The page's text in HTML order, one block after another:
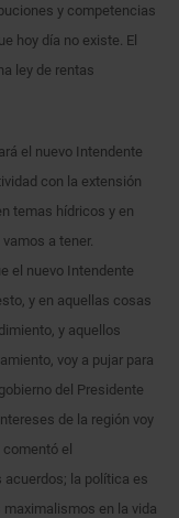
y competencias
hoy día no existe. El
ley de rentas
el nuevo Intendente
con la extensión
temas hídricos y en
a tener.
el nuevo Intendente
y en aquellas cosas
y aquellos
voy a pujar para
del Presidente
de la región voy
el
acuerdos; la política es
maximalismos en la vida